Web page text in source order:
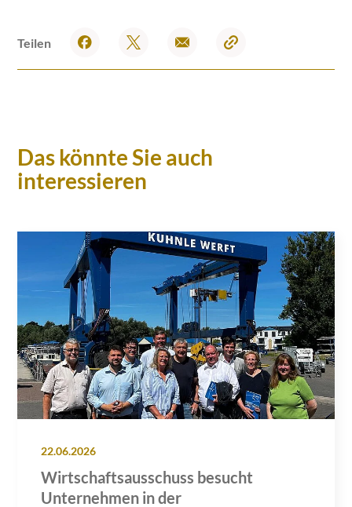
Teilen
Das könnte Sie auch
interessieren
22.06.2026
Wirtschaftsausschuss besucht
Unternehmen in der